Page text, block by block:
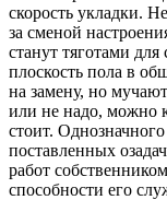
скорость укладки.
за сменой
станут тяготами
плоскость пола в
на замену, но
или не надо, можно
стоит.
поставленных
работ
способности его